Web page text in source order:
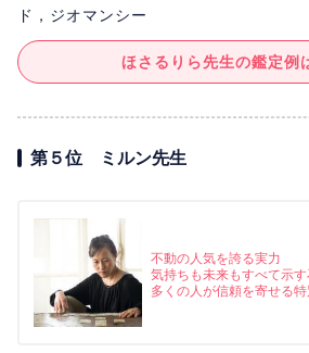
ド，ジオマンシー
ほさるりら先生の鑑定例
第５位 ミルン先生
不動の人気を誇る実力
気持ちも未来もすべて示
多くの人が信頼を寄せる特